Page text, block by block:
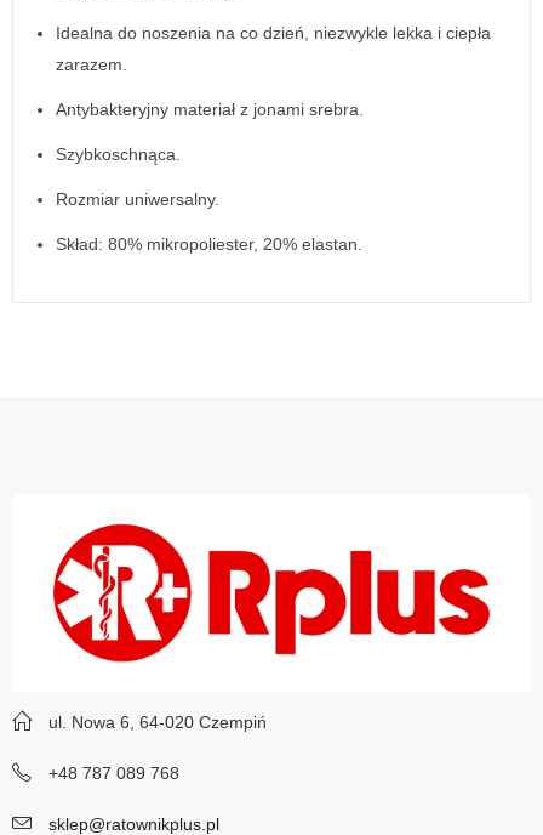
Idealna do noszenia na co dzień, niezwykle lekka i ciepła
zarazem.
Antybakteryjny materiał z jonami srebra.
Szybkoschnąca.
Rozmiar uniwersalny.
Skład: 80% mikropoliester, 20% elastan.
ul. Nowa 6, 64-020 Czempiń
+48 787 089 768
sklep@ratownikplus.pl